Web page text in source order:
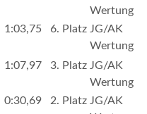
Wertung
1:03,75 6. Platz JG/AK
Wertung
1:07,97 3. Platz JG/AK
Wertung
0:30,69 2. Platz JG/AK